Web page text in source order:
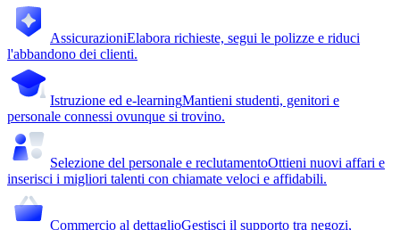
AssicurazioniElabora richieste, segui le polizze e riduci
l'abbandono dei clienti.
Istruzione ed e-learningMantieni studenti, genitori e
personale connessi ovunque si trovino.
Selezione del personale e reclutamentoOttieni nuovi affari e
inserisci i migliori talenti con chiamate veloci e affidabili.
Commercio al dettaglioGestisci il supporto tra negozi,